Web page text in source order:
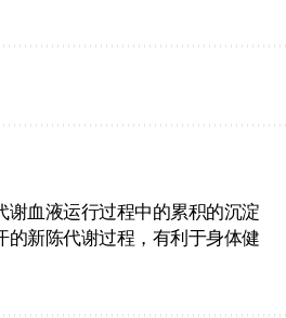
血液运行过程中的累积的沉淀
新陈代谢过程，有利于身体健